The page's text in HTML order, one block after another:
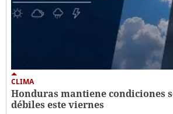
CLIMA
Honduras mantiene condiciones
débiles este viernes